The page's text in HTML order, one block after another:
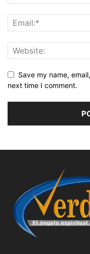
Save my name,
next time I comment.